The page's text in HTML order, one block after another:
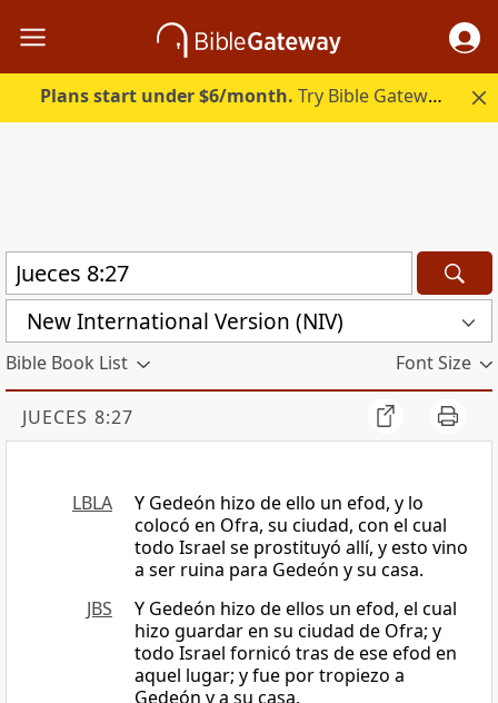
Plans start under $6/month. Try Bible Gateway Plus.
New International Version (NIV)
Bible Book List Font Size
JUECES 8:27
LBLA
Y Gedeón hizo de ello un efod, y lo
colocó en Ofra, su ciudad, con el cual
todo Israel se prostituyó allí, y esto vino
a ser ruina para Gedeón y su casa.
JBS
Y Gedeón hizo de ellos un efod, el cual
hizo guardar en su ciudad de Ofra; y
todo Israel fornicó tras de ese efod en
aquel lugar; y fue por tropiezo a
Gedeón y a su casa.